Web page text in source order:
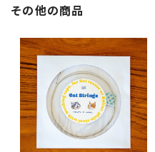
その他の商品